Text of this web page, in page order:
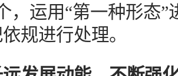
，运用“第一种形态
规进行处理。